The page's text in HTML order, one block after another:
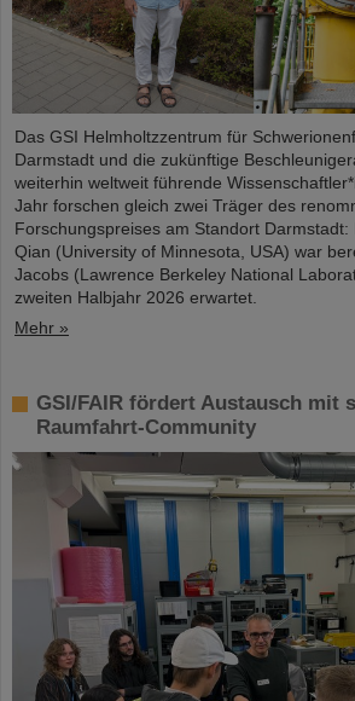
Das GSI Helmholtzzentrum für
Darmstadt und die zukünftige
weiterhin weltweit führende
Jahr forschen gleich zwei Träger des
Forschungspreises am Standort Darmstadt:
Qian (University of Minnesota, USA) war
Jacobs (Lawrence Berkeley National
zweiten Halbjahr 2026 erwartet.
Mehr »
GSI/FAIR fördert Austausch mit
Raumfahrt-Community